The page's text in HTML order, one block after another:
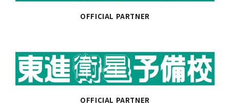
OFFICIAL PARTNER
OFFICIAL PARTNER